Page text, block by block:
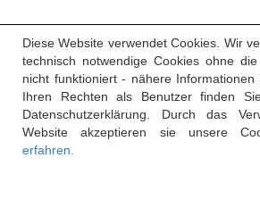
Diese Website verwendet Cookies. Wir
technisch notwendige Cookies ohne
nicht funktioniert - nähere Informationen
Ihren Rechten als Benutzer finden
Datenschutzerklärung. Durch das
Website akzeptieren sie unsere
erfahren.